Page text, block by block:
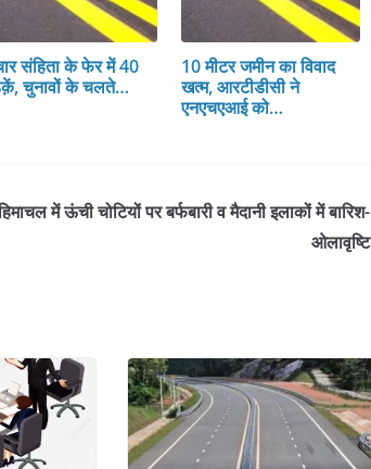
संहिता के फेर में 40
चुनावों के चलते…
10 मीटर जमीन का विवाद
खत्म, आरटीडीसी ने
एनएचएआई को…
में ऊंची चोटियों पर बर्फबारी व मैदानी इलाकों में बारिश-
ओलावृष्टि